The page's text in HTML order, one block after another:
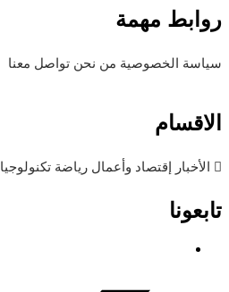
روابط مهمة
سياسة الخصوصية من نحن تواصل معنا
الاقسام
الأخبار إقتصاد وأعمال رياضة تكنولوجيا
تابعونا